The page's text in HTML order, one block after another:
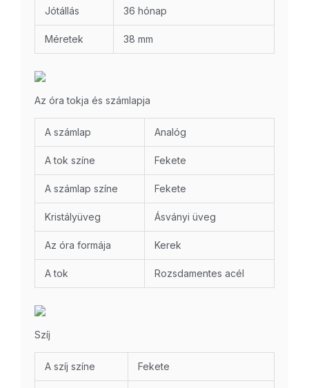
Jótállás 36 hónap
Méretek 38 mm
Az óra tokja és számlapja
A számlap Analóg
A tok színe Fekete
A számlap színe Fekete
Kristályüveg Ásványi üveg
Az óra formája Kerek
A tok Rozsdamentes acél
Szíj
A szíj színe Fekete